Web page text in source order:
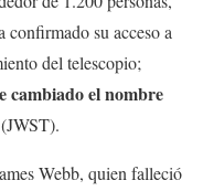
confirmado su acceso a
del telescopio;
cambiado el nombre
(JWST).
Webb, quien falleció